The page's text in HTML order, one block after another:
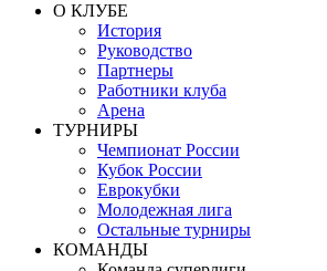
О КЛУБЕ
История
Руководство
Партнеры
Работники клуба
Арена
ТУРНИРЫ
Чемпионат России
Кубок России
Еврокубки
Молодежная лига
Остальные турниры
КОМАНДЫ